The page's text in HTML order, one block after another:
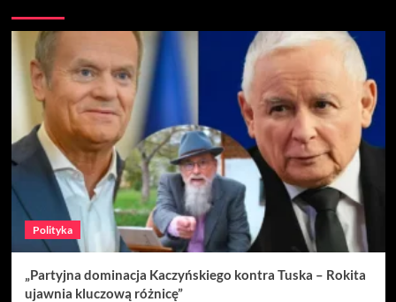
Polityka
„Partyjna dominacja Kaczyńskiego kontra Tuska – Rokita
ujawnia kluczową różnicę”